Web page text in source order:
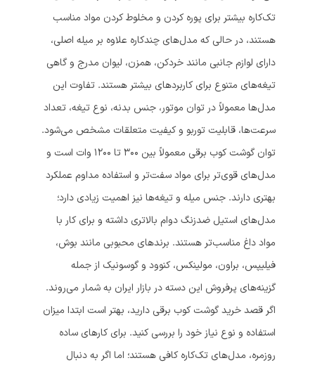
تک‌کاره بیشتر برای پوره کردن و مخلوط کردن مواد مناسب
هستند، در حالی که مدل‌های چندکاره علاوه بر میله اصلی،
دارای لوازم جانبی مانند خردکن، همزن، لیوان مدرج و گاهی
تیغه‌های متنوع برای کاربردهای بیشتر هستند. تفاوت این
مدل‌ها معمولاً در توان موتور، جنس بدنه، نوع تیغه، تعداد
سرعت‌ها، قابلیت توربو و کیفیت متعلقات مشخص می‌شود.
توان گوشت کوب برقی معمولاً بین 300 تا 1200 وات است و
مدل‌های قوی‌تر برای مواد سفت‌تر و استفاده مداوم عملکرد
بهتری دارند. جنس میله و تیغه‌ها نیز اهمیت زیادی دارد؛
مدل‌های استیل ضدزنگ دوام بالاتری داشته و برای کار با
مواد داغ مناسب‌تر هستند. برندهای محبوبی مانند بوش،
فیلیپس، براون، مولینکس، کنوود و گوسونیک از جمله
گزینه‌های پرفروش این دسته در بازار ایران به شمار می‌روند.
اگر قصد خرید گوشت کوب برقی دارید، بهتر است ابتدا میزان
استفاده و نوع نیاز خود را بررسی کنید. برای کارهای ساده
روزمره، مدل‌های تک‌کاره کافی هستند؛ اما اگر به دنبال